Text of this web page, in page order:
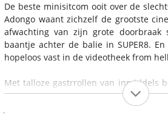
De beste minisitcom ooit over de
Adongo waant zichzelf de grootste
afwachting van zijn grote doorbraak
baantje achter de balie in SUPER8.
hopeloos vast in de videotheek from
Met talloze gastrrollen van inmiddels
wie vóór SUPER8 nog geen kat
Janssens, Gène Bervoets, Benny